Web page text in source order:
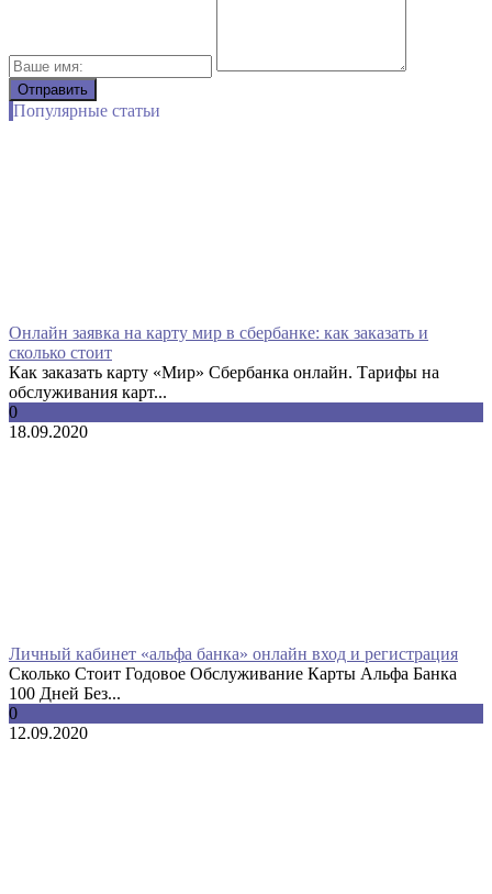
Популярные статьи
Онлайн заявка на карту мир в сбербанке: как заказать и
сколько стоит
Как заказать карту «Мир» Сбербанка онлайн. Тарифы на
обслуживания карт...
0
18.09.2020
Личный кабинет «альфа банка» онлайн вход и регистрация
Сколько Стоит Годовое Обслуживание Карты Альфа Банка
100 Дней Без...
0
12.09.2020